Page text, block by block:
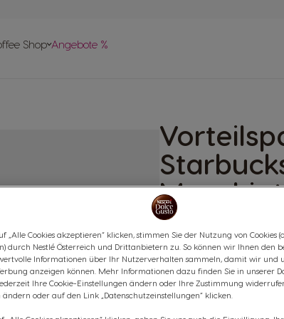
Shop Angebote %
Mit Karamell
(0)
KAPSELN:x36
Kapsel-
x36
„Alle Cookies akzeptieren“ klicken, stimmen Sie der Nutzung von Cookies
durch Nestlé Österreich und Drittanbietern zu. So können wir Ihnen den
Informationen über Ihr Nutzerverhalten sammeln, damit wir und
anzeigen können. Mehr Informationen dazu finden Sie in unserer
Ihre Cookie-Einstellungen ändern oder Ihre Zustimmung
ändern oder auf den Link „Datenschutzeinstellungen“ klicken.